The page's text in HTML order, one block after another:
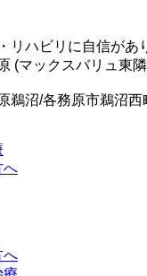
(マックスバリュ東
鵜沼/各務原市鵜沼西
へ